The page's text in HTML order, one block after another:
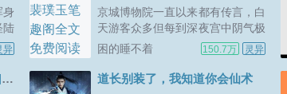
身
陆
中
异
京城博物院一直以来都有传言，白
天游客众多但每到深夜宫中阴气极
重，提着灯笼的宫女，抬着轿子的
市，我们陈家三代人镇守京城博物
困的睡不着 150.7万 灵异
陈敬之裴璞玉这个道士有点凶小说免费在线阅读 道长别装了，我知道你会仙术